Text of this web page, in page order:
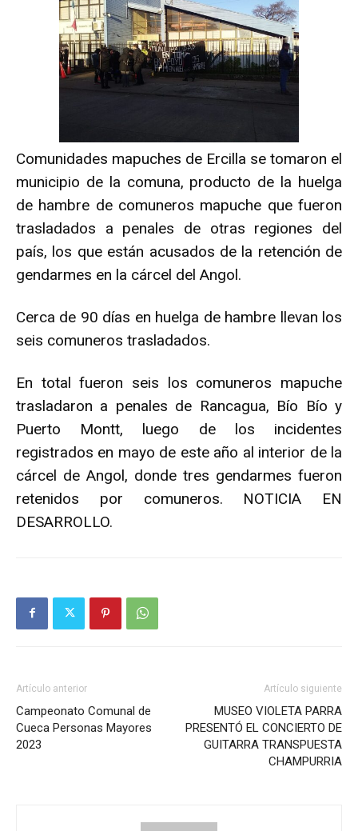
Comunidades mapuches de Ercilla se tomaron el
municipio de la comuna, producto de la huelga
de hambre de comuneros mapuche que fueron
trasladados a penales de otras regiones del
país, los que están acusados de la retención de
gendarmes en la cárcel del Angol.
Cerca de 90 días en huelga de hambre llevan los
seis comuneros trasladados.
En total fueron seis los comuneros mapuche
trasladaron a penales de Rancagua, Bío Bío y
Puerto Montt, luego de los incidentes
registrados en mayo de este año al interior de la
cárcel de Angol, donde tres gendarmes fueron
retenidos por comuneros. NOTICIA EN
DESARROLLO.
Artículo anterior
Campeonato Comunal de
Cueca Personas Mayores
2023
Artículo siguiente
MUSEO VIOLETA PARRA
PRESENTÓ EL CONCIERTO DE
GUITARRA TRANSPUESTA
CHAMPURRIA